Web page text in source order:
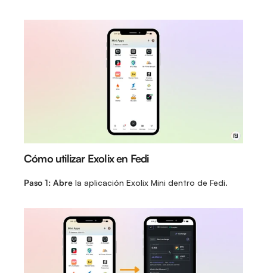
Cómo utilizar Exolix en Fedi
Paso 1: Abre la aplicación Exolix Mini dentro de Fedi.